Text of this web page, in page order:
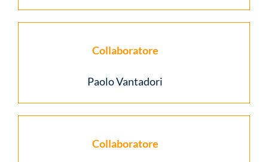
Collaboratore
Paolo Vantadori
Collaboratore